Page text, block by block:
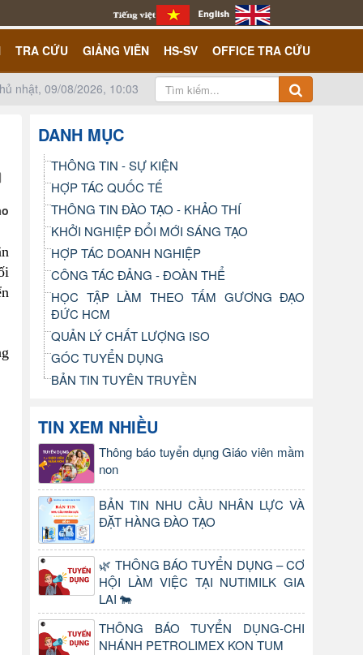
TRA CỨU GIẢNG VIÊN HS-SV OFFICE TRA CỨU
nhật, 09/08/2026, 10:03
DANH MỤC
THÔNG TIN - SỰ KIỆN
HỢP TÁC QUỐC TẾ
THÔNG TIN ĐÀO TẠO - KHẢO THÍ
KHỞI NGHIỆP ĐỔI MỚI SÁNG TẠO
HỢP TÁC DOANH NGHIỆP
CÔNG TÁC ĐẢNG - ĐOÀN THỂ
HỌC TẬP LÀM THEO TẤM GƯƠNG ĐẠO
ĐỨC HCM
QUẢN LÝ CHẤT LƯỢNG ISO
GÓC TUYỂN DỤNG
BẢN TIN TUYÊN TRUYỀN
TIN XEM NHIỀU
Thông báo tuyển dụng Giáo viên mầm
non
BẢN TIN NHU CẦU NHÂN LỰC VÀ
ĐẶT HÀNG ĐÀO TẠO
🌿 THÔNG BÁO TUYỂN DỤNG – CƠ
HỘI LÀM VIỆC TẠI NUTIMILK GIA
LAI 🐄
THÔNG BÁO TUYỂN DỤNG-CHI
NHÁNH PETROLIMEX KON TUM